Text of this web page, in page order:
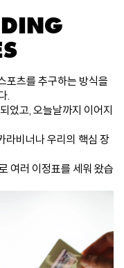
포츠를 추구하는 방식을
.
었고, 오늘날까지 이어지
라비너나 우리의 핵심 장
여러 이정표를 세워 왔습